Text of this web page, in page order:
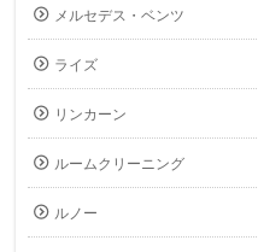
メルセデス・ベンツ
ライズ
リンカーン
ルームクリーニング
ルノー